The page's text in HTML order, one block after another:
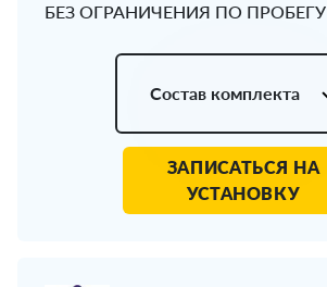
БЕЗ ОГРАНИЧЕНИЯ ПО ПРОБЕГУ
Состав комплекта
ЗАПИСАТЬСЯ НА
УСТАНОВКУ